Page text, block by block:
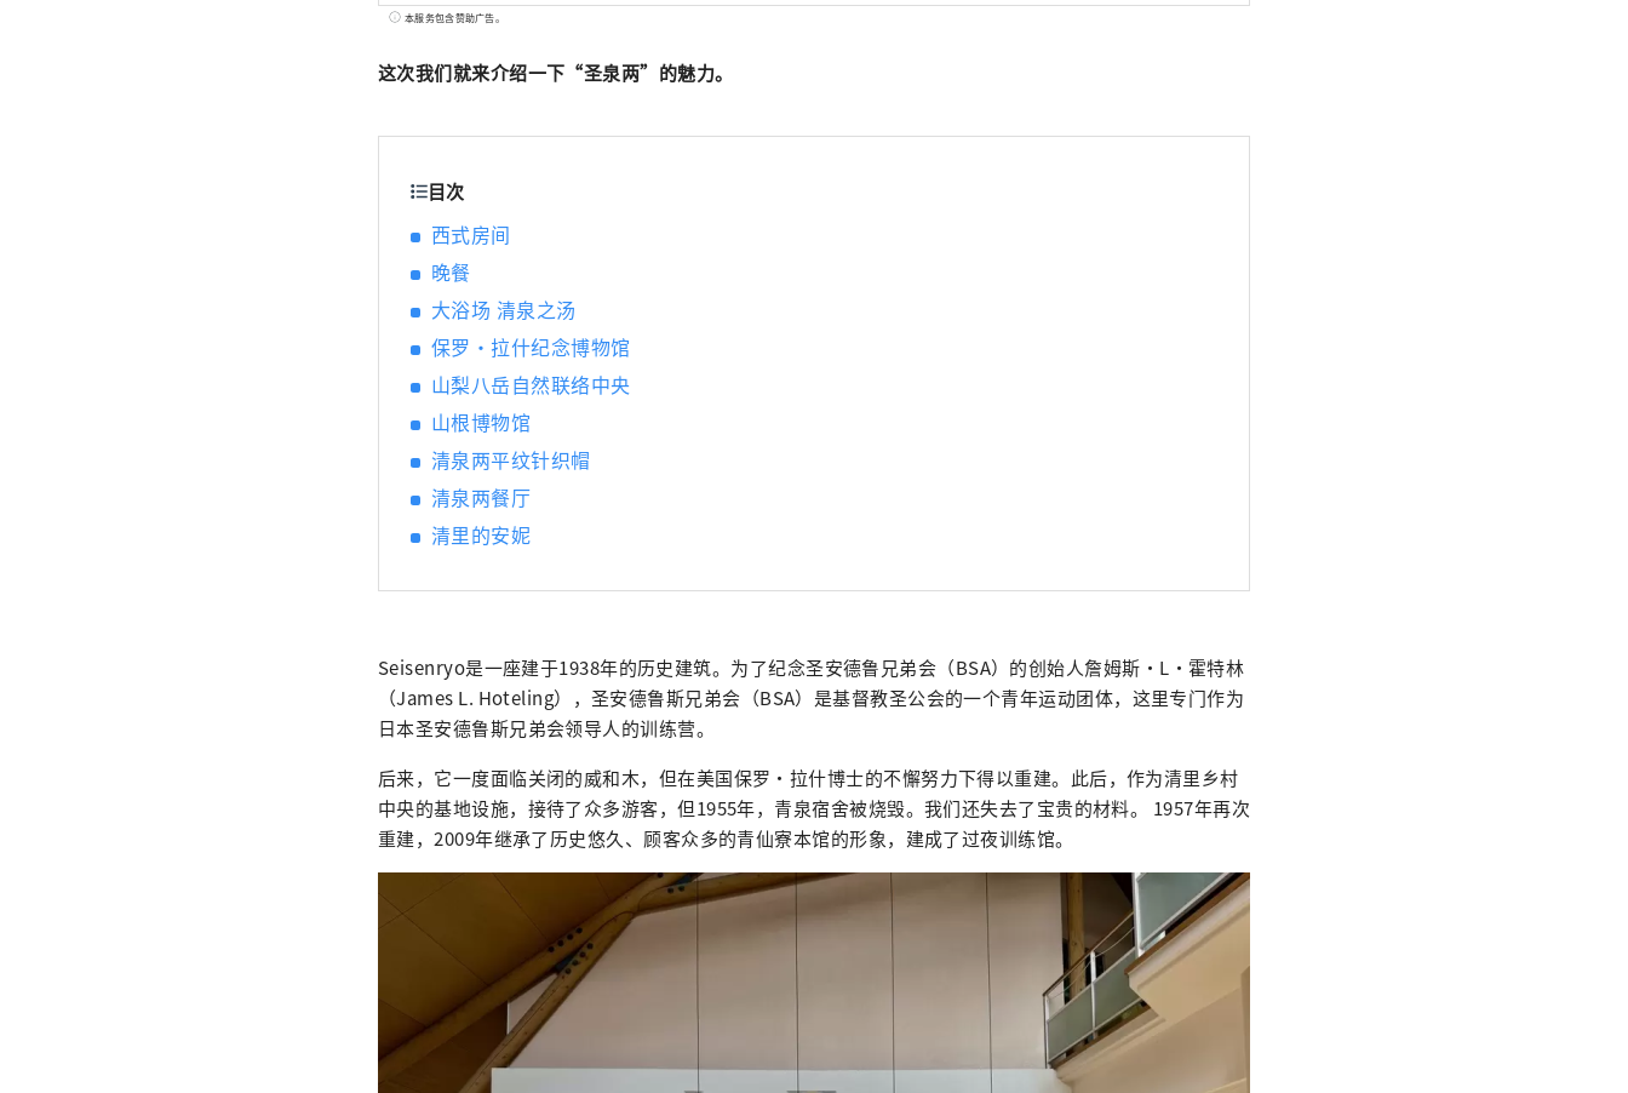
好评，是日本矿泉水产量最多的国家之一。 清澈的水也酿造清酒，您可以享受美丽的自然
本服务包含赞助广告。
这次我们就来介绍一下“圣泉两”的魅力。
目次
西式房间
晚餐
大浴场 清泉之汤
保罗·拉什纪念博物馆
山梨八岳自然联络中央
山根博物馆
清泉两平纹针织帽
清泉两餐厅
清里的安妮
Seisenryo是一座建于1938年的历史建筑。为了纪念圣安德鲁兄弟会（BSA）的创始人詹姆斯·L·霍特林
（James L. Hoteling），圣安德鲁斯兄弟会（BSA）是基督教圣公会的一个青年运动团体，这里专门作为
日本圣安德鲁斯兄弟会领导人的训练营。
后来，它一度面临关闭的威和木，但在美国保罗·拉什博士的不懈努力下得以重建。此后，作为清里乡村
中央的基地设施，接待了众多游客，但1955年，青泉宿舍被烧毁。我们还失去了宝贵的材料。 1957年再次
重建，2009年继承了历史悠久、顾客众多的青仙寮本馆的形象，建成了过夜训练馆。